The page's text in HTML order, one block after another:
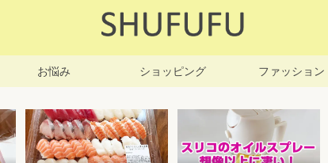
お悩み ショッピング ファッション